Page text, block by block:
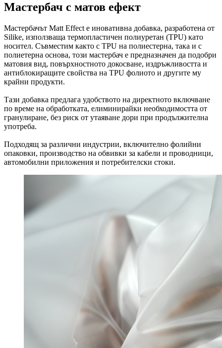
Мастербач с матов ефект
Мастербачът Matt Effect е иновативна добавка, разработена от
Silike, използваща термопластичен полиуретан (TPU) като
носител. Съвместим както с TPU на полиестерна, така и с
полиетерна основа, този мастербач е предназначен да подобри
матовия вид, повърхностното докосване, издръжливостта и
антиблокиращите свойства на TPU фолиото и другите му
крайни продукти.
Тази добавка предлага удобството на директното включване
по време на обработката, елиминирайки необходимостта от
гранулиране, без риск от утаяване дори при продължителна
употреба.
Подходящ за различни индустрии, включително фолийни
опаковки, производство на обвивки за кабели и проводници,
автомобилни приложения и потребителски стоки.